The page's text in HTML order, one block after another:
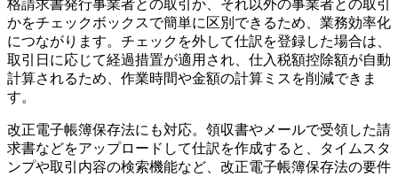
格請求書発行事業者との取引か、それ以外の事業者との取引
かをチェックボックスで簡単に区別できるため、業務効率化
につながります。チェックを外して仕訳を登録した場合は、
取引日に応じて経過措置が適用され、仕入税額控除額が自動
計算されるため、作業時間や金額の計算ミスを削減できま
す。
改正電子帳簿保存法にも対応。領収書やメールで受領した請
求書などをアップロードして仕訳を作成すると、タイムスタ
ンプや取引内容の検索機能など、改正電子帳簿保存法の要件